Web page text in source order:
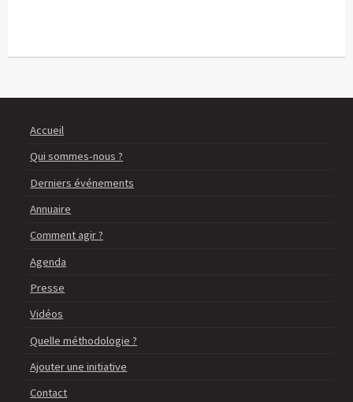
Accueil
Qui sommes-nous ?
Derniers événements
Annuaire
Comment agir ?
Agenda
Presse
Vidéos
Quelle méthodologie ?
Ajouter une initiative
Contact